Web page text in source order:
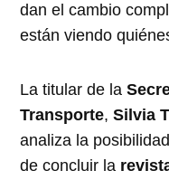
dan el cambio
están viendo
La titular de la
Transporte,Silvia
analiza la
de concluir la